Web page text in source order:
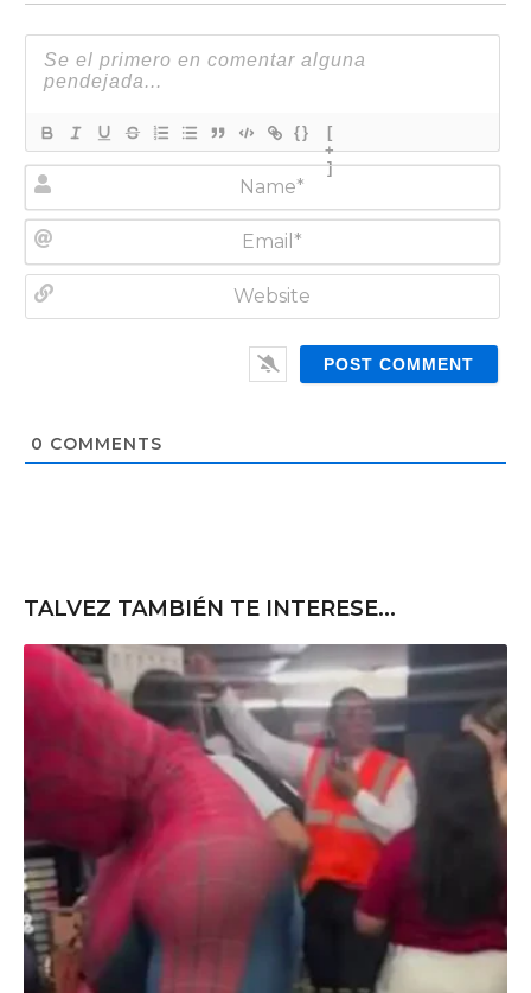
{}
[
+
]
N
a
m
E
m
a
e
0 COMMENTS
TALVEZ TAMBIÉN TE INTERESE...